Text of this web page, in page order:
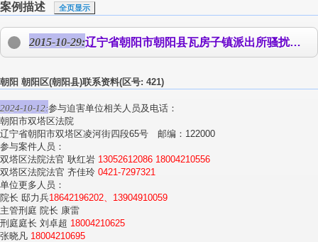
案例描述 全页显示
2015-10-29:辽宁省朝阳市朝阳县瓦房子镇派出所骚扰法轮功学员 2015年10月22日和23日，辽宁省朝阳县瓦房子镇派出所警察根据诉江快递的信息，给王昶文、王连瑞、张芝范、
朝阳 朝阳区(朝阳县)联系资料(区号: 421)
2024-10-12:参与迫害单位相关人员及电话：
朝阳市双塔区法院
辽宁省朝阳市双塔区凌河街四段65号 邮编：122000
参与案件人员：
双塔区法院法官 耿红岩 13052612086 18004210556
双塔区法院法官 齐佳玲 0421-7297321
单位更多人员：
院长 邸力兵18642196202、13904910059
主管刑庭 院长 康雷
刑庭庭长 刘卓超 18004210625
张晓凡 18004210695